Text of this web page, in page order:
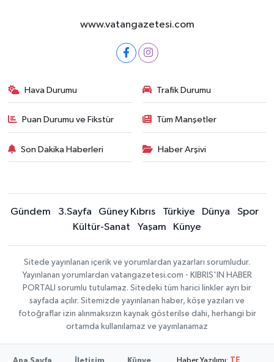
www.vatangazetesi.com
Hava Durumu Trafik Durumu
Puan Durumu ve Fikstür Tüm Manşetler
Son Dakika Haberleri Haber Arşivi
Gündem 3.Sayfa Güney Kıbrıs Türkiye Dünya
Spor
Kültür-Sanat
Yaşam Künye
Sitede yayınlanan içerik ve yorumlardan yazarları sorumludur.
Yayınlanan yorumlardan vatangazetesi.com - KIBRIS'IN HABER
PORTALI sorumlu tutulamaz. Sitedeki tüm harici linkler ayrı bir
sayfada açılır. Sitemizde yayınlanan haber, köşe yazıları ve
fotoğraflar izin alınmaksızın kaynak gösterilse dahi, herhangi bir
ortamda kullanılamaz ve yayınlanamaz